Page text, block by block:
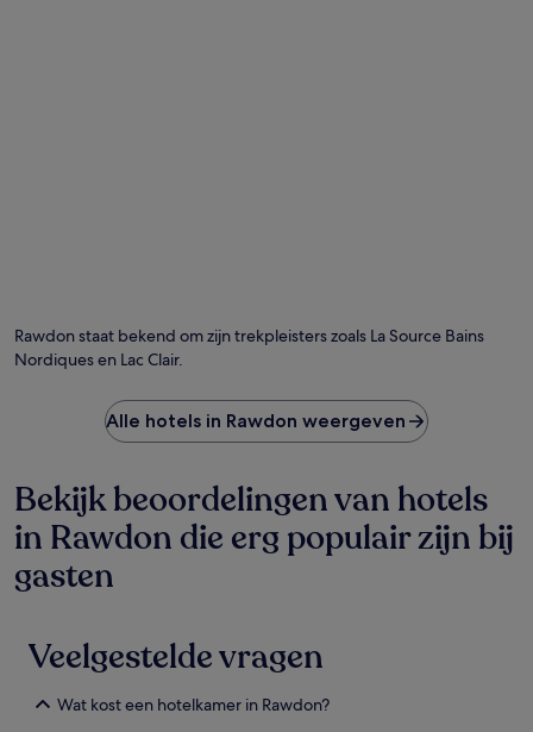
Rawdon staat bekend om zijn trekpleisters zoals La Source Bains
Nordiques en Lac Clair.
Alle hotels in Rawdon weergeven
Bekijk beoordelingen van hotels
in Rawdon die erg populair zijn bij
gasten
Veelgestelde vragen
Wat kost een hotelkamer in Rawdon?